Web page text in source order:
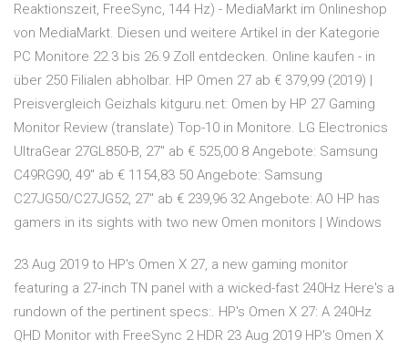
Reaktionszeit, FreeSync, 144 Hz) - MediaMarkt im Onlineshop
von MediaMarkt. Diesen und weitere Artikel in der Kategorie
PC Monitore 22.3 bis 26.9 Zoll entdecken. Online kaufen - in
über 250 Filialen abholbar. HP Omen 27 ab € 379,99 (2019) |
Preisvergleich Geizhals kitguru.net: Omen by HP 27 Gaming
Monitor Review (translate) Top-10 in Monitore. LG Electronics
UltraGear 27GL850-B, 27" ab € 525,00 8 Angebote: Samsung
C49RG90, 49" ab € 1154,83 50 Angebote: Samsung
C27JG50/C27JG52, 27" ab € 239,96 32 Angebote: AO HP has
gamers in its sights with two new Omen monitors | Windows
23 Aug 2019 to HP's Omen X 27, a new gaming monitor
featuring a 27-inch TN panel with a wicked-fast 240Hz Here's a
rundown of the pertinent specs:. HP's Omen X 27: A 240Hz
QHD Monitor with FreeSync 2 HDR 23 Aug 2019 HP's Omen X